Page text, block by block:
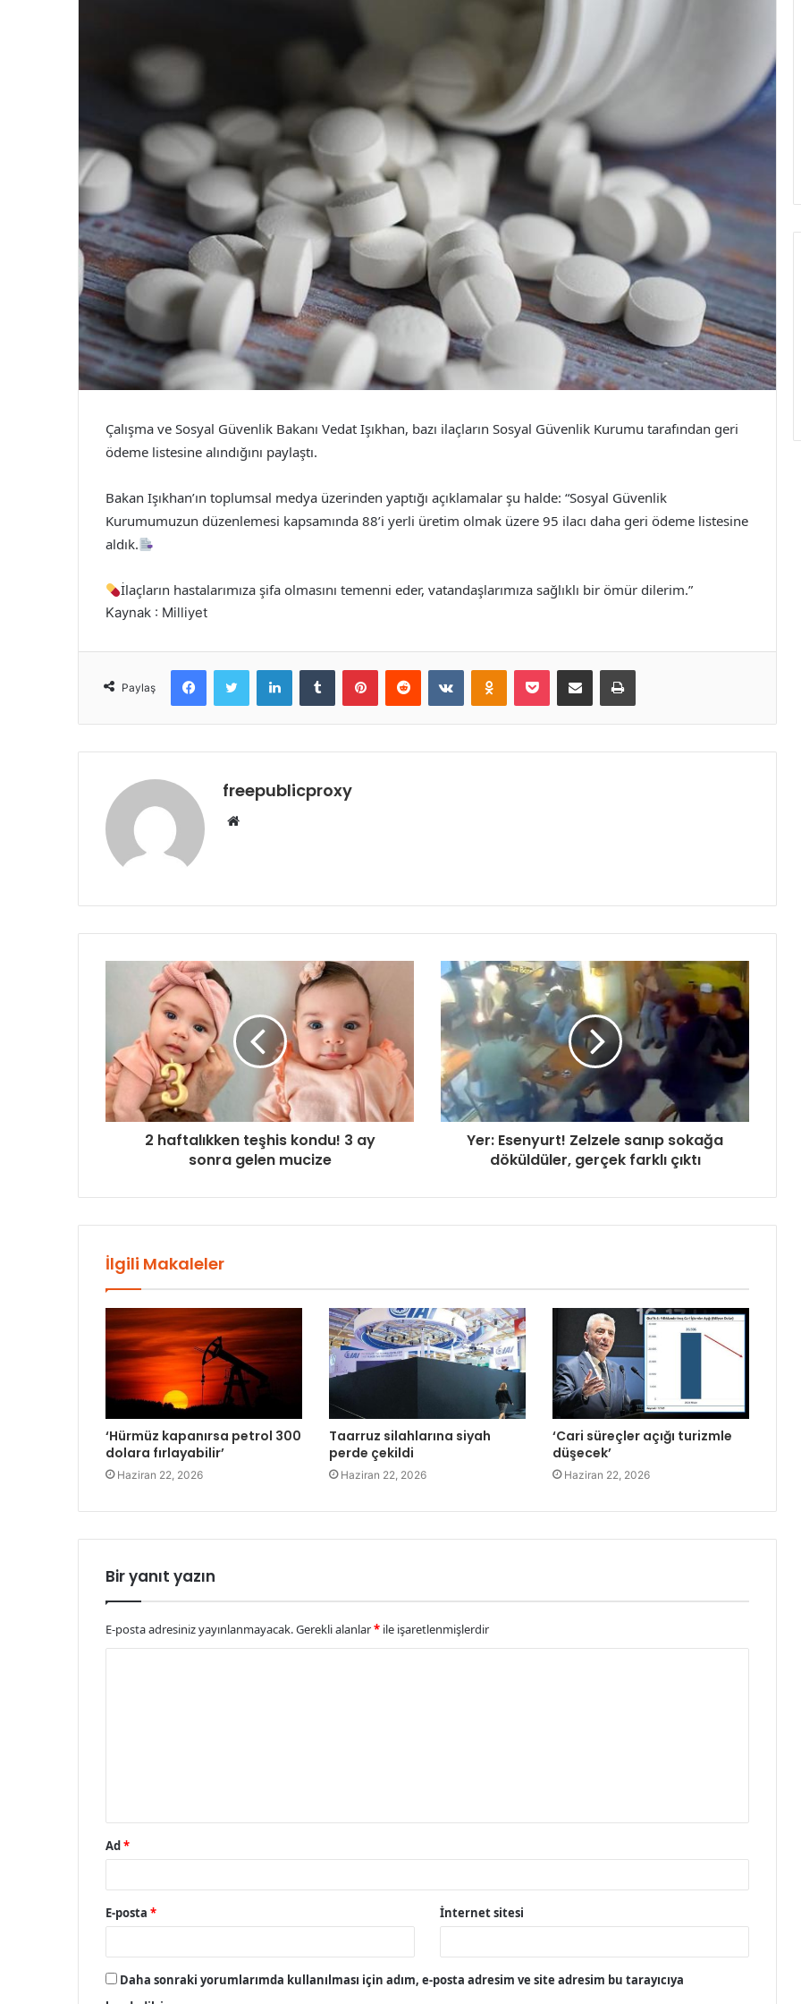
Çalışma ve Sosyal Güvenlik Bakanı Vedat Işıkhan, bazı ilaçların Sosyal Güvenlik Kurumu tarafından geri
ödeme listesine alındığını paylaştı.
Bakan Işıkhan’ın toplumsal medya üzerinden yaptığı açıklamalar şu halde: “Sosyal Güvenlik
Kurumumuzun düzenlemesi kapsamında 88’i yerli üretim olmak üzere 95 ilacı daha geri ödeme listesine
aldık.
İlaçların hastalarımıza şifa olmasını temenni eder, vatandaşlarımıza sağlıklı bir ömür dilerim.”
Kaynak : Milliyet
Paylaş
FacebookTwitter LinkedInTumblr PinterestReddit VKontakteOdnoklassniki
Pocket E-Posta ile paylaş Yazdır
freepublicproxy
Web
2 haftalıkken teşhis kondu! 3 ay
sonra gelen mucize
Yer: Esenyurt! Zelzele sanıp sokağa
döküldüler, gerçek farklı çıktı
İlgili Makaleler
‘Hürmüz kapanırsa petrol 300
dolara fırlayabilir’
Haziran 22, 2026
Taarruz silahlarına siyah
perde çekildi
Haziran 22, 2026
‘Cari süreçler açığı turizmle
düşecek’
Haziran 22, 2026
Bir yanıt yazın
E-posta adresiniz yayınlanmayacak.Gerekli alanlar* ile işaretlenmişlerdir
Ad *
E-posta * İnternet sitesi
Daha sonraki yorumlarımda kullanılması için adım, e-posta adresim ve site adresim bu tarayıcıya